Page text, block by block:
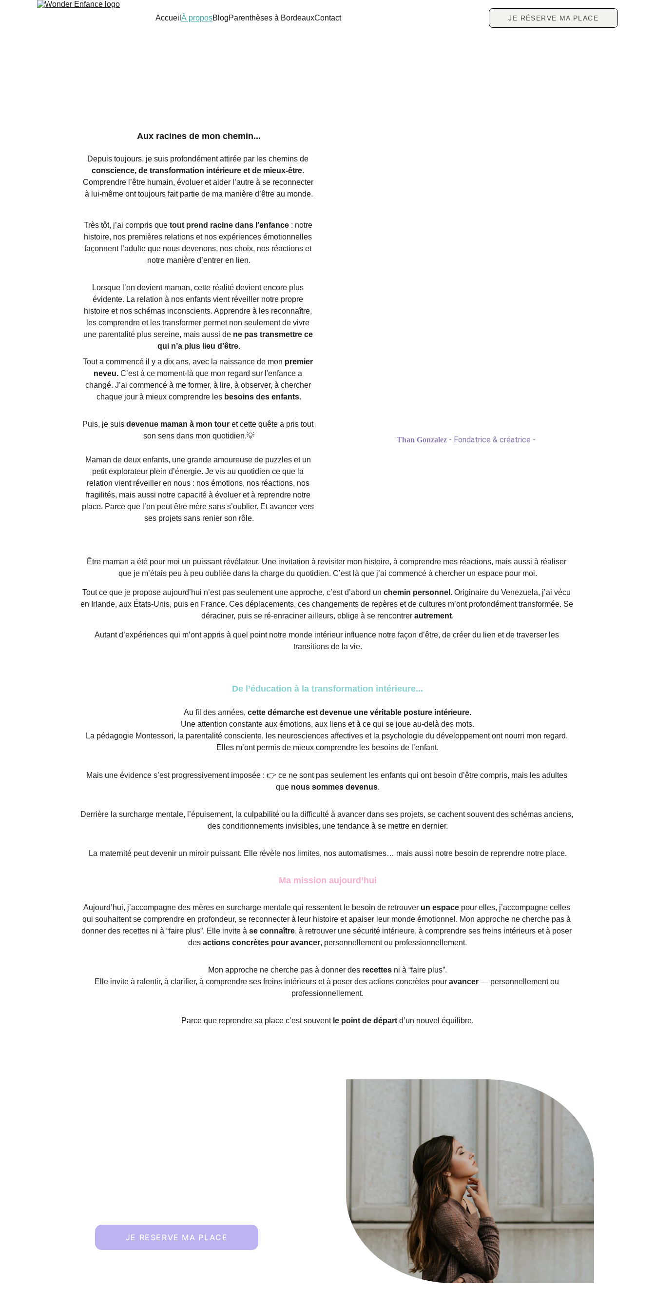
Accueil À proposBlogParenthèses à BordeauxContact JE RÉSERVE MA PLACE
Aux racines de mon chemin...
Depuis toujours, je suis profondément attirée par les chemins de
conscience, de transformation intérieure et de mieux-être.
Comprendre l’être humain, évoluer et aider l’autre à se reconnecter
à lui-même ont toujours fait partie de ma manière d’être au monde.
Très tôt, j’ai compris que tout prend racine dans l’enfance : notre
histoire, nos premières relations et nos expériences émotionnelles
façonnent l’adulte que nous devenons, nos choix, nos réactions et
notre manière d’entrer en lien.
Lorsque l’on devient maman, cette réalité devient encore plus
évidente. La relation à nos enfants vient réveiller notre propre
histoire et nos schémas inconscients. Apprendre à les reconnaître,
les comprendre et les transformer permet non seulement de vivre
une parentalité plus sereine, mais aussi de ne pas transmettre ce
qui n’a plus lieu d’être.
Tout a commencé il y a dix ans, avec la naissance de mon premier
neveu. C’est à ce moment-là que mon regard sur l'enfance a
changé. J’ai commencé à me former, à lire, à observer, à chercher
chaque jour à mieux comprendre les besoins des enfants.
Puis, je suis devenue maman à mon tour et cette quête a pris tout
son sens dans mon quotidien.💡
Maman de deux enfants, une grande amoureuse de puzzles et un
petit explorateur plein d’énergie. Je vis au quotidien ce que la
relation vient réveiller en nous : nos émotions, nos réactions, nos
fragilités, mais aussi notre capacité à évoluer et à reprendre notre
place. Parce que l’on peut être mère sans s’oublier. Et avancer vers
ses projets sans renier son rôle.
Than Gonzalez - Fondatrice & créatrice -
Être maman a été pour moi un puissant révélateur. Une invitation à revisiter mon histoire, à comprendre mes réactions, mais aussi à réaliser
que je m’étais peu à peu oubliée dans la charge du quotidien. C’est là que j’ai commencé à chercher un espace pour moi.
Tout ce que je propose aujourd’hui n’est pas seulement une approche, c’est d’abord un chemin personnel . Originaire du Venezuela, j’ai vécu
en Irlande, aux États-Unis, puis en France. Ces déplacements, ces changements de repères et de cultures m’ont profondément transformée. Se
déraciner, puis se ré-enraciner ailleurs, oblige à se rencontrer autrement.
Autant d’expériences qui m’ont appris à quel point notre monde intérieur influence notre façon d’être, de créer du lien et de traverser les
transitions de la vie.
De l’éducation à la transformation intérieure...
Au fil des années, cette démarche est devenue une véritable posture intérieure.
Une attention constante aux émotions, aux liens et à ce qui se joue au-delà des mots.
La pédagogie Montessori, la parentalité consciente, les neurosciences affectives et la psychologie du développement ont nourri mon regard.
Elles m’ont permis de mieux comprendre les besoins de l’enfant.
Mais une évidence s’est progressivement imposée : 👉 ce ne sont pas seulement les enfants qui ont besoin d’être compris, mais les adultes
que nous sommes devenus.
Derrière la surcharge mentale, l’épuisement, la culpabilité ou la difficulté à avancer dans ses projets, se cachent souvent des schémas anciens,
des conditionnements invisibles, une tendance à se mettre en dernier.
La maternité peut devenir un miroir puissant. Elle révèle nos limites, nos automatismes… mais aussi notre besoin de reprendre notre place.
Ma mission aujourd’hui
Aujourd’hui, j’accompagne des mères en surcharge mentale qui ressentent le besoin de retrouver un espace pour elles, j’accompagne celles
qui souhaitent se comprendre en profondeur, se reconnecter à leur histoire et apaiser leur monde émotionnel. Mon approche ne cherche pas à
donner des recettes ni à “faire plus”. Elle invite à se connaître, à retrouver une sécurité intérieure, à comprendre ses freins intérieurs et à poser
des actions concrètes pour avancer, personnellement ou professionnellement.
Mon approche ne cherche pas à donner des recettes ni à “faire plus”.
Elle invite à ralentir, à clarifier, à comprendre ses freins intérieurs et à poser des actions concrètes pour avancer — personnellement ou
professionnellement.
Parce que reprendre sa place c’est souvent le point de départ d’un nouvel équilibre.
JE RESERVE MA PLACE